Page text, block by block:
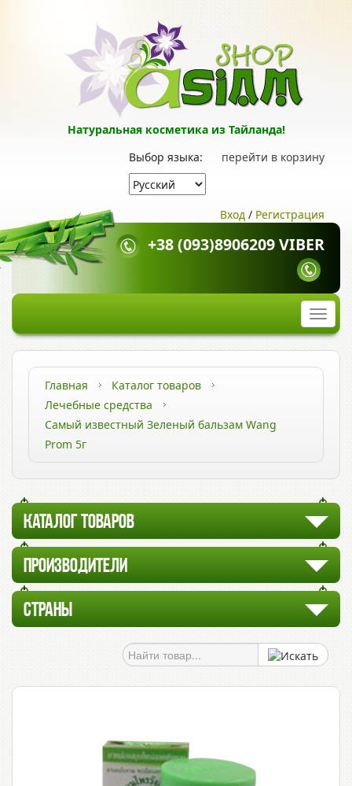
Натуральная косметика из Тайланда!
перейти в корзину
Выбор языка:
Вход / Регистрация
+38 (093)8906209 VIBER
Главная
Каталог товаров
Лечебные средства
Самый известный Зеленый бальзам Wang
Prom 5г
КАТАЛОГ ТОВАРОВ
ПРОИЗВОДИТЕЛИ
СТРАНЫ